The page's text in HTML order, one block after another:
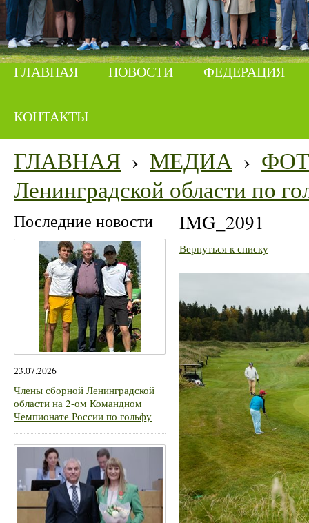
ГЛАВНАЯ НОВОСТИ ФЕДЕРАЦИЯ
КОНТАКТЫ
ГЛАВНАЯ › МЕДИА ›
Ленинградской области по
Последние новости
23.07.2026
Члены сборной Ленинградской
области на 2-ом Командном
Чемпионате России по гольфу
IMG_2091
Вернуться к списку